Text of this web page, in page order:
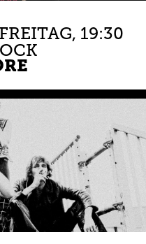
FREITAG, 19:30